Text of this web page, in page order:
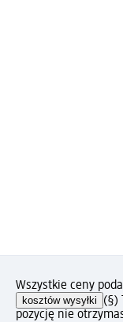
Wszystkie ceny
kosztów wysyłki (§)
pozycję nie